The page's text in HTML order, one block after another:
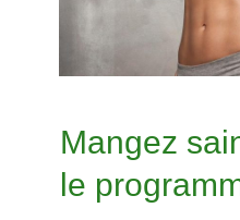
Mangez
le